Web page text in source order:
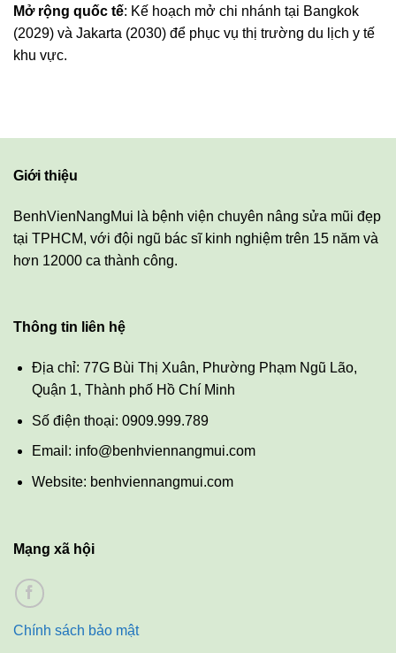
Mở rộng quốc tế: Kế hoạch mở chi nhánh tại Bangkok
(2029) và Jakarta (2030) để phục vụ thị trường du lịch y tế
khu vực.
Giới thiệu
BenhVienNangMui là bệnh viện chuyên nâng sửa mũi đẹp
tại TPHCM, với đội ngũ bác sĩ kinh nghiệm trên 15 năm và
hơn 12000 ca thành công.
Thông tin liên hệ
Địa chỉ: 77G Bùi Thị Xuân, Phường Phạm Ngũ Lão,
Quận 1, Thành phố Hồ Chí Minh
Số điện thoại: 0909.999.789
Email: info@benhviennangmui.com
Website: benhviennangmui.com
Mạng xã hội
Chính sách bảo mật